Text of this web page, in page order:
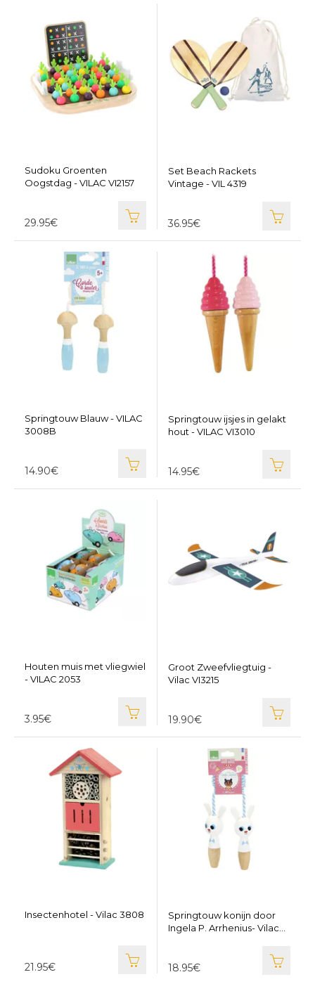
Sudoku Groenten
Oogstdag - VILAC VI2157
29.95€
Set Beach Rackets
Vintage - VIL 4319
36.95€
Springtouw Blauw - VILAC
3008B
14.90€
Springtouw ijsjes in gelakt
hout - VILAC VI3010
14.95€
Houten muis met vliegwiel
- VILAC 2053
3.95€
Groot Zweefvliegtuig -
Vilac VI3215
19.90€
Insectenhotel - Vilac 3808
21.95€
Springtouw konijn door
Ingela P. Arrhenius- Vilac
18.95€